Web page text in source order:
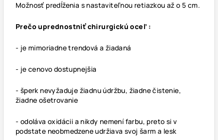
Možnosť predĺženia s nastaviteľnou retiazkou až o 5 cm.
Prečo uprednostniť chirurgickú oceľ :
- je mimoriadne trendová a žiadaná
- je cenovo dostupnejšia
- šperk nevyžaduje žiadnu údržbu, žiadne čistenie,
žiadne ošetrovanie
- odoláva oxidácii a nikdy nemení farbu, preto si v
podstate neobmedzene udržiava svoj šarm a lesk